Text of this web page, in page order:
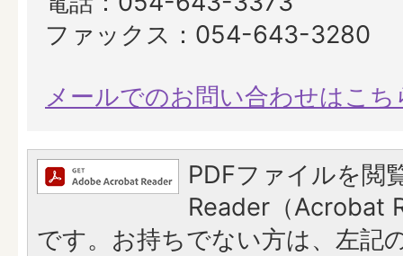
ファックス：054-643-3280
メールでのお問い合わせはこち
PDFファイルを閲
Reader（Acrobat
です。お持ちでない方は、左記